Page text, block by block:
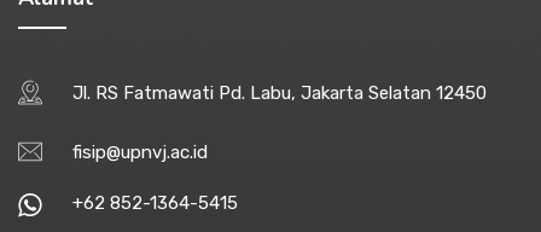
Jl. RS Fatmawati Pd. Labu, Jakarta Selatan 12450
fisip@upnvj.ac.id
+62 852-1364-5415